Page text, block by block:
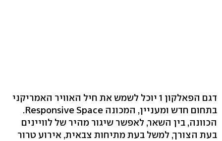
דגם הפאלקון 1 יוכל לשמש את חיל האוויר האמריקני
בתחום חדש ומעניין, המכונה Responsive Space.
הכוונה, בין השאר, לאפשר שיגור מהיר של לוויינים
בעת הצורך, למשל בעת מתיחות צבאית, אירוע טרור